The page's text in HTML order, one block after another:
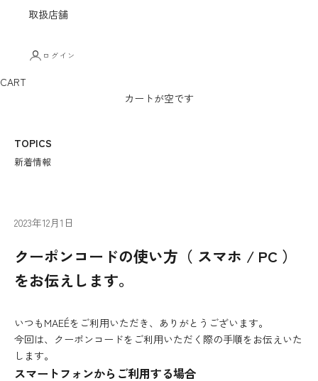
取扱店舗
ログイン
CART
カートが空です
TOPICS
新着情報
2023年12月1日
クーポンコードの使い方（ スマホ / PC ）
をお伝えします。
いつもMAEÉをご利用いただき、ありがとうございます。
今回は、クーポンコードをご利用いただく際の手順をお伝えいた
します。
スマートフォンからご利用する場合